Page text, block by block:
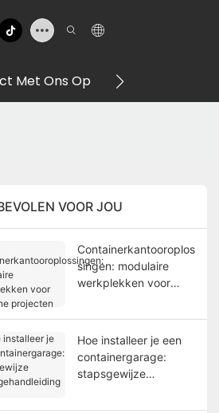
Met Ons Op VR -showroom
VOOR JOU
Containerkantooroplos
singen: modulaire
werkplekken voor
Hoe installeer je een
containergarage:
stapsgewijze